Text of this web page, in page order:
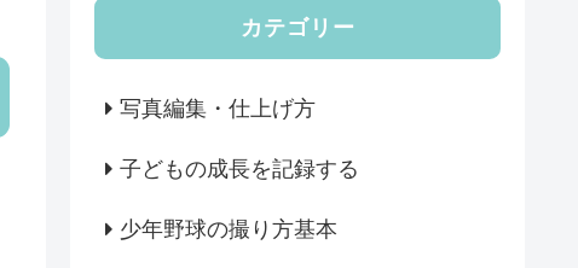
カテゴリー
写真編集・仕上げ方
子どもの成長を記録する
少年野球の撮り方基本